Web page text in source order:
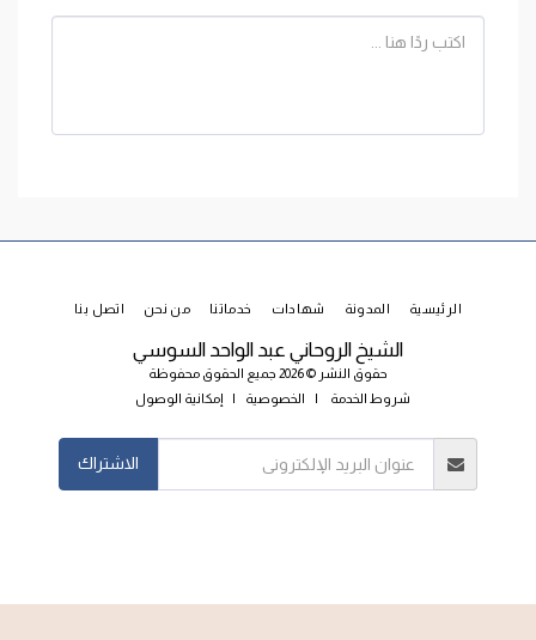
الشيخ الروحاني عبد الواحد السوسي
حقوق النشر © 2026 جميع الحقوق محفوظة
شروط الخدمة
| الخصوصية | إمكانية الوصول
الرئيسية المدونة شهادات خدماتنا من نحن اتصل بنا
الاشتراك